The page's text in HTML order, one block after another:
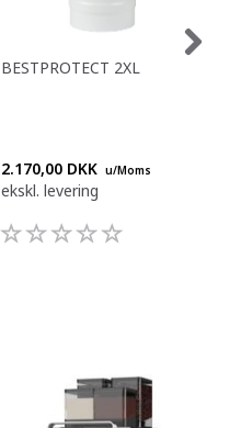
BESTPROTECT 2XL
2.170,00 DKK u/Moms
ekskl. levering